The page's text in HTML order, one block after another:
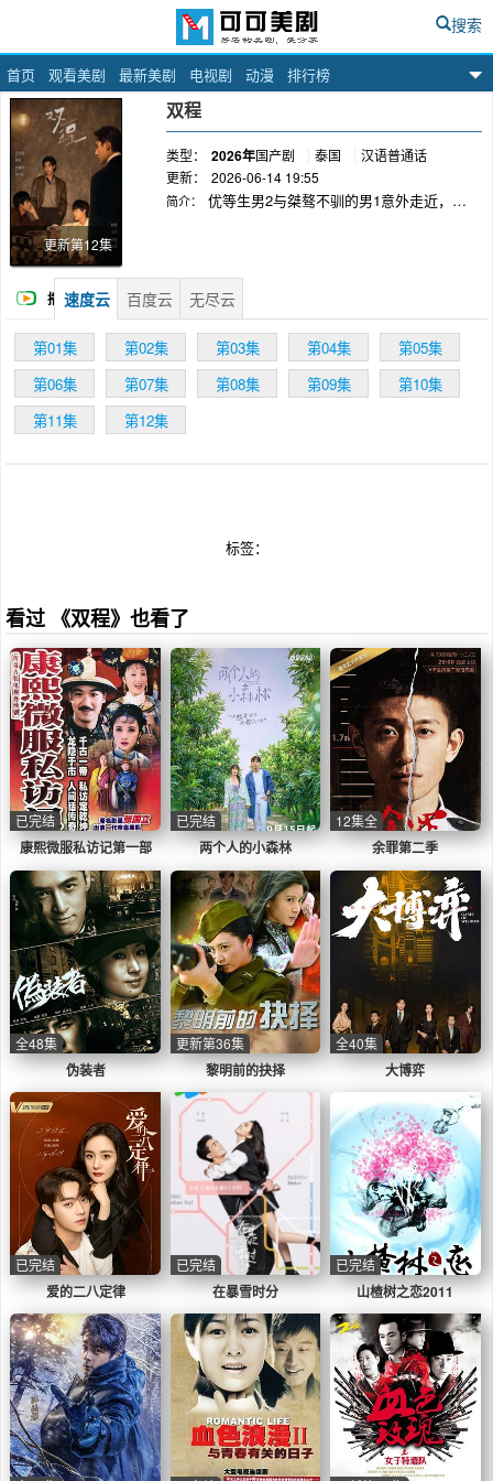
可可美剧网
首页 观看美剧 最新美剧 电视剧 动漫 排行榜
搜索
更新第12集
双程
类型： 2026年国产剧 泰国
汉语普通话
更新：
2026-06-14 19:55
简介：
优等生男2与桀骜不驯的男1意外走近，萌
联。五年后 男2在职场重達已是总裁的男1，
在男1的苦苦追 求下男2主动去找男1。却因
男1酒后喝醉产生误 会，两人再生裂痕。经
历痛苦分离、生死误会， 两人认清真心。最
终，彼此解开过往心结，选择 放下伤害,重
新携手共度未来。
播 速度云 百度云 无尽云
第01集 第02集 第03集 第04集
第05集
第06集
第07集 第08集 第09集
第10集
第11集
第12集
标签：
看过 《双程》也看了
康熙微服私访记第一部
已完结
两个人的小森林
已完结
余罪第二季
12集全
伪装者
全48集
黎明前的抉择
更新第36集
大博弈
全40集
爱的二八定律
已完结
在暴雪时分
已完结
山楂树之恋2011
已完结